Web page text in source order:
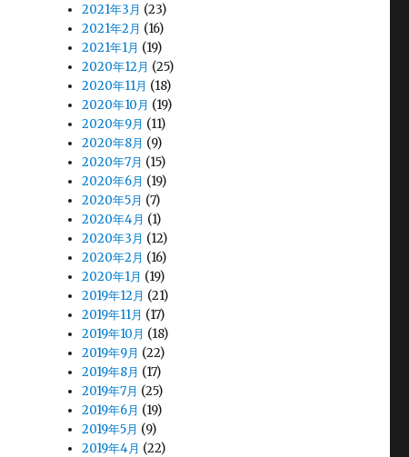
2021年3月 (23)
2021年2月 (16)
2021年1月 (19)
2020年12月 (25)
2020年11月 (18)
2020年10月 (19)
2020年9月 (11)
2020年8月 (9)
2020年7月 (15)
2020年6月 (19)
2020年5月 (7)
2020年4月 (1)
2020年3月 (12)
2020年2月 (16)
2020年1月 (19)
2019年12月 (21)
2019年11月 (17)
2019年10月 (18)
2019年9月 (22)
2019年8月 (17)
2019年7月 (25)
2019年6月 (19)
2019年5月 (9)
2019年4月 (22)